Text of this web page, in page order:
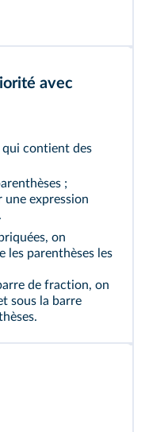
avec
qui contient des
;
une expression
on
les parenthèses les
de fraction, on
sous la barre